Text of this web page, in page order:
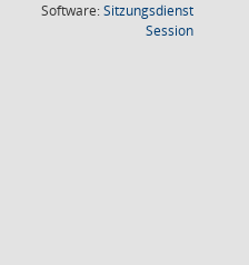
Software:Sitzungsdienst
Session(Wird in